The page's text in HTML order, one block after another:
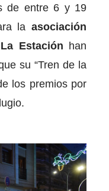
de entre 6 y 19
la asociación
Estación han
su “Tren de la
los premios por